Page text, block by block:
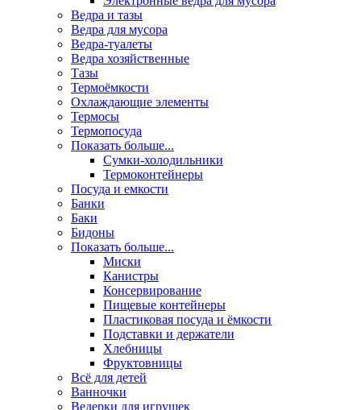
Ведра и тазы
Ведра для мусора
Ведра-туалеты
Ведра хозяйственные
Тазы
Термоёмкости
Охлаждающие элементы
Термосы
Термопосуда
Показать больше...
Сумки-холодильники
Термоконтейнеры
Посуда и емкости
Банки
Баки
Бидоны
Показать больше...
Миски
Канистры
Консервирование
Пищевые контейнеры
Пластиковая посуда и ёмкости
Подставки и держатели
Хлебницы
Фруктовницы
Всё для детей
Ванночки
Ведерки для игрушек